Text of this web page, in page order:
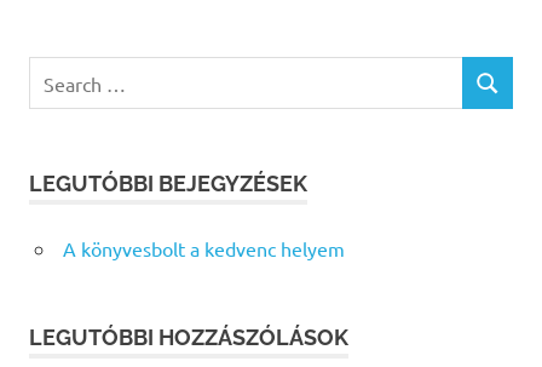
for:
SEARCH
LEGUTÓBBI BEJEGYZÉSEK
A könyvesbolt a kedvenc helyem
LEGUTÓBBI HOZZÁSZÓLÁSOK